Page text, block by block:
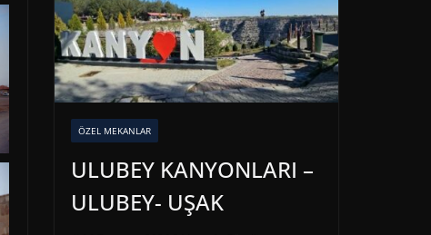
ÖZEL MEKANLAR
ULUBEY KANYONLARI –
ULUBEY- UŞAK